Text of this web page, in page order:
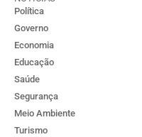
Política
Governo
Economia
Educação
Saúde
Segurança
Meio Ambiente
Turismo